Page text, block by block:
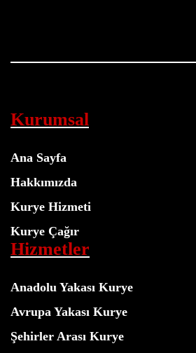
Kurumsal
Ana Sayfa
Hakkımızda
Kurye Hizmeti
Kurye Çağır
Hizmetler
Anadolu Yakası Kurye
Avrupa Yakası Kurye
Şehirler Arası Kurye